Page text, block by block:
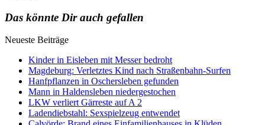
Das könnte Dir auch gefallen
Neueste Beiträge
Kinder in Eisleben mit Messer bedroht
Magdeburg: Verletztes Kind nach Straßenbahn-Surfen
Hanfpflanzen in Oschersleben gefunden
Mann in Haldensleben niedergestochen
LKW verliert Gärreste auf A 2
Ladendiebstahl: Sexspielzeug entwendet